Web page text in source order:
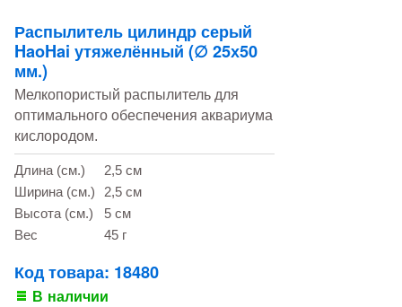
Распылитель цилиндр серый
HaoHai утяжелённый (∅ 25х50
мм.)
Мелкопористый распылитель для
оптимального обеспечения аквариума
кислородом.
Длина (см.)
2,5 см
Ширина (см.)
2,5 см
Высота (см.)
5 см
Вес
45 г
Код товара: 18480
В наличии